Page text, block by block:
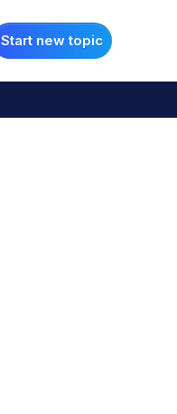
Start new topic